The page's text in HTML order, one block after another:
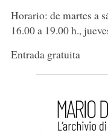
Horario: de martes a
16.00 a 19.00 h.,
Entrada gratuita